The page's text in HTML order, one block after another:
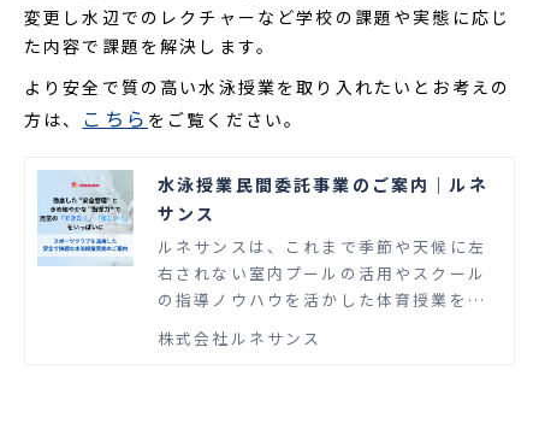
変更し水辺でのレクチャーなど学校の課題や実態に応じ
た内容で課題を解決します。
より安全で質の高い水泳授業を取り入れたいとお考えの
方は、 こちら をご覧ください。
水泳授業民間委託事業のご案内｜ルネ
サンス
ルネサンスは、これまで季節や天候に左
右されない室内プールの活用やスクール
の指導ノウハウを活かした体育授業を受
託してまいりました。 その実績を踏ま
え、新たにスイミングスクール運営にお
株式会社ルネサンス